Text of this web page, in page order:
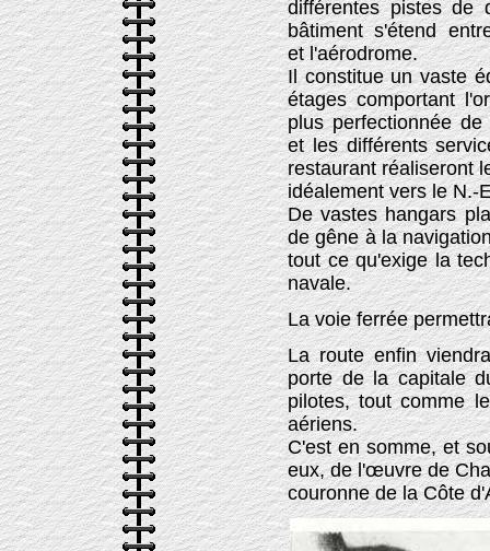
différentes pistes de
bâtiment s'étend
et l'aérodrome.
Il constitue un vaste
étages comportant
plus perfectionnée de
et les différents
restaurant réaliseront
idéalement vers le N.-
De vastes hangars
de gêne à la
tout ce qu'exige la
navale.
La voie ferrée
La route enfin
porte de la capitale
pilotes, tout comme
aériens.
C'est en somme, et
eux, de l'œuvre de
couronne de la Côte